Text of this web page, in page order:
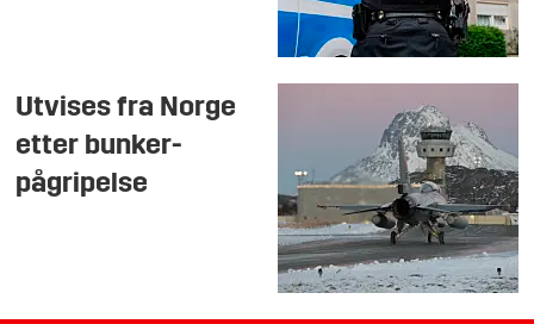
Utvises fra Norge
etter bunker-
pågripelse